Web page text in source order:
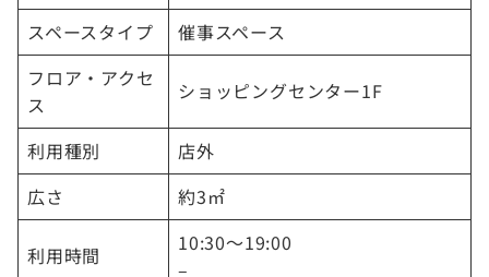
スペースタイプ
催事スペース
フロア・アクセ
ス
ショッピングセンター1F
利用種別
店外
広さ
約3㎡
利用時間
10:30～19:00
–